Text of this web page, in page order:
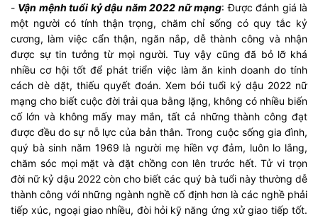
- Vận mệnh tuổi kỷ dậu năm 2022 nữ mạng: Được đánh giá là
một người có tính thận trọng, chăm chỉ sống có quy tắc kỷ
cương, làm việc cẩn thận, ngăn nắp, dễ thành công và nhận
được sự tin tưởng từ mọi người. Tuy vậy cũng đã bỏ lỡ khá
nhiều cơ hội tốt để phát triển việc làm ăn kinh doanh do tính
cách dè dặt, thiếu quyết đoán. Xem bói tuổi kỷ dậu 2022 nữ
mạng cho biết cuộc đời trải qua bằng lặng, không có nhiều biến
cố lớn và không mấy may mắn, tất cả những thành công đạt
được đều do sự nỗ lực của bản thân. Trong cuộc sống gia đình,
quý bà sinh năm 1969 là người mẹ hiền vợ đảm, luôn lo lắng,
chăm sóc mọi mặt và đặt chồng con lên trước hết. Tử vi trọn
đời nữ kỷ dậu 2022 còn cho biết các quý bà tuổi này thường dễ
thành công với những ngành nghề cố định hơn là các nghề phải
tiếp xúc, ngoại giao nhiều, đòi hỏi kỹ năng ứng xử giao tiếp tốt.